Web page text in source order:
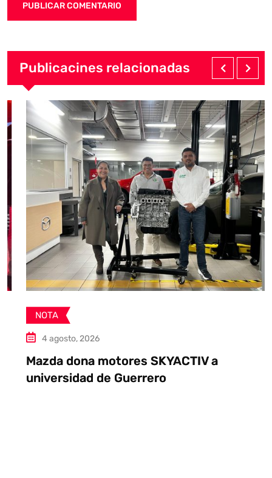
Publicacines relacionadas
NOTA
4 agosto, 2026
Mazda dona motores SKYACTIV a
universidad de Guerrero